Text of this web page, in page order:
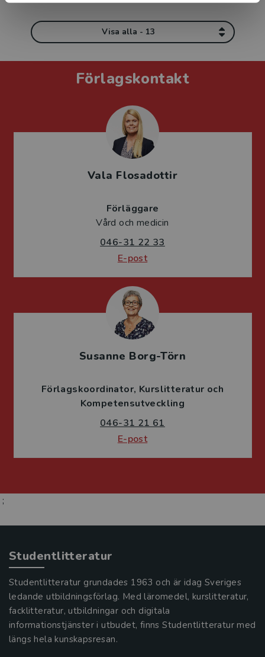
Visa alla - 13
Förlagskontakt
Vala Flosadottir
Förläggare
Vård och medicin
046-31 22 33
E-post
Susanne Borg-Törn
Förlagskoordinator Kurslitteratur och
Kompetensutveckling
046-31 21 61
E-post
;
Studentlitteratur
Studentlitteratur grundades 1963 och är idag Sveriges
ledande utbildningsförlag. Med läromedel, kurslitteratur,
facklitteratur, utbildningar och digitala
informationstjänster i utbudet, finns Studentlitteratur med
längs hela kunskapsresan.